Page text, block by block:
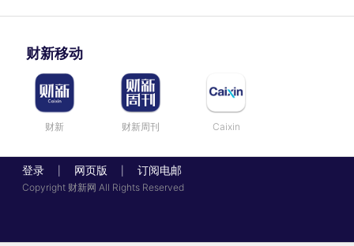
财新移动
财新 财新周刊 Caixin
登录 网页版 订阅电邮
Copyright 财新网 All Rights Reserved